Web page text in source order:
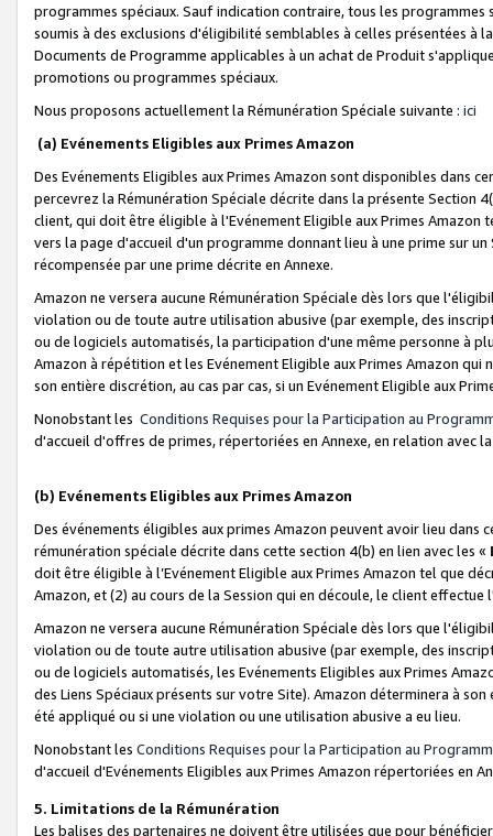
programmes spéciaux. Sauf indication contraire, tous les
soumis à des exclusions d'éligibilité semblables à celles présentées à
Documents de Programme applicables à un achat de Produit
promotions ou programmes spéciaux.
Nous proposons actuellement la Rémunération Spéciale suivante : ici
(a) Evénements Eligibles aux Primes Amazon
Des Evénements Eligibles aux Primes Amazon sont disponibles dans
percevrez la Rémunération Spéciale décrite dans la présente Section
client, qui doit être éligible à l'Evénement Eligible aux Primes Amazon
vers la page d'accueil d'un programme donnant lieu à une prime sur
récompensée par une prime décrite en Annexe.
Amazon ne versera aucune Rémunération Spéciale dès lors que
violation ou de toute autre utilisation abusive (par exemple, des
ou de logiciels automatisés, la participation d'une même personne à
Amazon à répétition et les Evénement Eligible aux Primes Amazon qui
son entière discrétion, au cas par cas, si un Evénement Eligible aux
Nonobstant les Conditions Requises pour la Participation au
d'accueil d'offres de primes, répertoriées en Annexe, en relation avec
(b) Evénements Eligibles aux Primes Amazon
Des événements éligibles aux primes Amazon peuvent avoir lieu dans
rémunération spéciale décrite dans cette section 4(b) en lien avec les «
doit être éligible à l’Evénement Eligible aux Primes Amazon tel que
Amazon, et (2) au cours de la Session qui en découle, le client
Amazon ne versera aucune Rémunération Spéciale dès lors que
violation ou de toute autre utilisation abusive (par exemple, des
ou de logiciels automatisés, les Evénements Eligibles aux Primes
des Liens Spéciaux présents sur votre Site). Amazon déterminera à
été appliqué ou si une violation ou une utilisation abusive a eu lieu.
Nonobstant les Conditions Requises pour la Participation au
d'accueil d'Evénements Eligibles aux Primes Amazon répertoriées en
5. Limitations de la Rémunération
Les balises des partenaires ne doivent être utilisées que pour